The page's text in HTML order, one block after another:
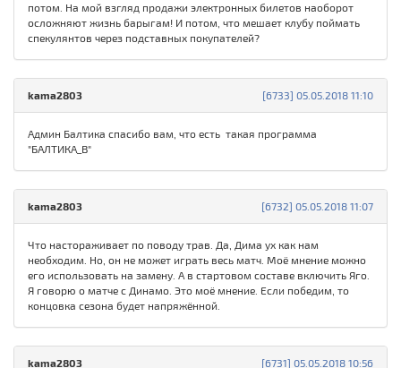
потом. На мой взгляд продажи электронных билетов наоборот
осложняют жизнь барыгам! И потом, что мешает клубу поймать
спекулянтов через подставных покупателей?
[6733] 05.05.2018 11:10
kama2803
Админ Балтика спасибо вам, что есть такая программа
"БАЛТИКА_В"
[6732] 05.05.2018 11:07
kama2803
Что настораживает по поводу трав. Да, Дима ух как нам
необходим. Но, он не может играть весь матч. Моё мнение можно
его использовать на замену. А в стартовом составе включить Яго.
Я говорю о матче с Динамо. Это моё мнение. Если победим, то
концовка сезона будет напряжённой.
[6731] 05.05.2018 10:56
kama2803